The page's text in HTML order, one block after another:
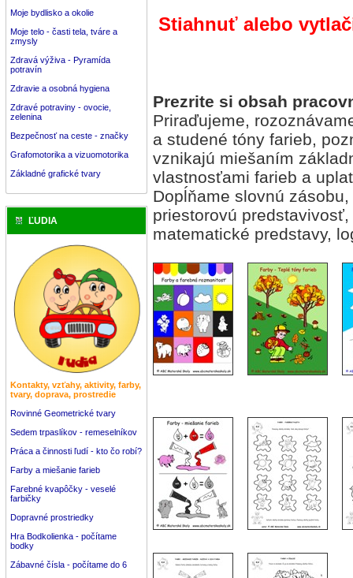
Moje bydlisko a okolie
Moje telo - časti tela, tváre a
zmysly
Zdravá výživa - Pyramída
potravín
Zdravie a osobná hygiena
Zdravé potraviny - ovocie,
zelenina
Bezpečnosť na ceste - značky
Grafomotorika a vizuomotorika
Základné grafické tvary
ĽUDIA
Kontakty, vzťahy, aktivity, farby,
tvary, doprava, prostredie
Rovinné Geometrické tvary
Sedem trpaslíkov - remeselníkov
Práca a činnosti ľudí - kto čo robí?
Farby a miešanie farieb
Farebné kvapôčky - veselé
farbičky
Dopravné prostriedky
Hra Bodkolienka - počítame
bodky
Zábavné čísla - počítame do 6
Stiahnuť alebo
Prezrite si obsah
Priraďujeme,
a studené tóny farieb,
vznikajú miešaním
vlastnosťami farieb a
Dopĺňame slovnú
priestorovú
matematické predstavy,